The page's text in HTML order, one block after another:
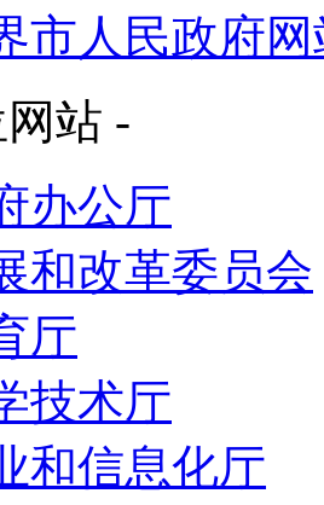
市人民政府网
站 -
办公厅
和改革委员会
厅
技术厅
和信息化厅